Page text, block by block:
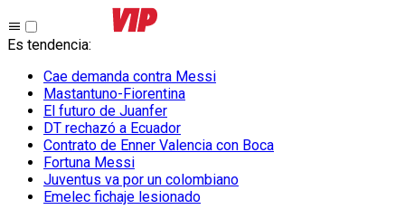
Es tendencia:
Cae demanda contra Messi
Mastantuno-Fiorentina
El futuro de Juanfer
DT rechazó a Ecuador
Contrato de Enner Valencia con Boca
Fortuna Messi
Juventus va por un colombiano
Emelec fichaje lesionado